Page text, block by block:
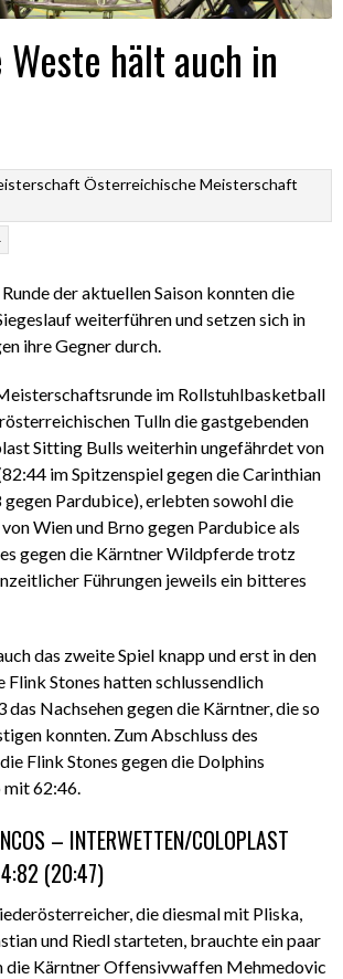
hält auch in
Österreichische Meisterschaft
der aktuellen Saison konnten die
weiterführen und setzen sich in
ihre Gegner durch.
im Rollstuhlbasketball
Tulln die gastgebenden
Sitting Bulls weiterhin ungefährdet von
im Spitzenspiel gegen die Carinthian
Pardubice), erlebten sowohl die
Wien und Brno gegen Pardubice als
gegen die Kärntner Wildpferde trotz
Führungen jeweils ein bitteres
das zweite Spiel knapp und erst in den
Flink Stones hatten schlussendlich
Nachsehen gegen die Kärntner, die so
konnten. Zum Abschluss des
Flink Stones gegen die Dolphins
62:46.
– INTERWETTEN/COLOPLAST
(20:47)
die diesmal mit Pliska,
und Riedl starteten, brauchte ein paar
die Kärntner Offensivwaffen Mehmedovic